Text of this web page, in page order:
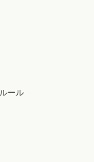
ール